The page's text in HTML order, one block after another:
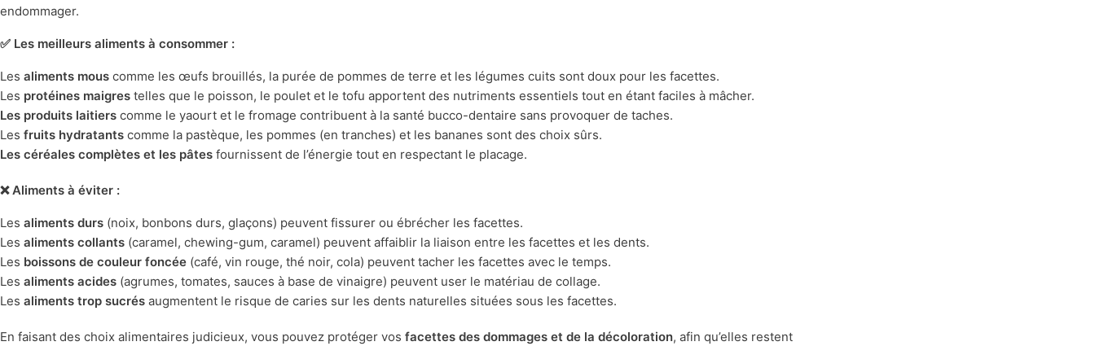
endommager.
✅ Les meilleurs aliments à consommer :
Les aliments mous comme les œufs brouillés, la purée de pommes de terre et les légumes cuits sont doux pour les facettes.
Les protéines maigres telles que le poisson, le poulet et le tofu apportent des nutriments essentiels tout en étant faciles à mâcher.
Les produits laitiers comme le yaourt et le fromage contribuent à la santé bucco-dentaire sans provoquer de taches.
Les fruits hydratants comme la pastèque, les pommes (en tranches) et les bananes sont des choix sûrs.
Les céréales complètes et les pâtes fournissent de l’énergie tout en respectant le placage.
❌ Aliments à éviter :
Les aliments durs (noix, bonbons durs, glaçons) peuvent fissurer ou ébrécher les facettes.
Les aliments collants (caramel, chewing-gum, caramel) peuvent affaiblir la liaison entre les facettes et les dents.
Les boissons de couleur foncée (café, vin rouge, thé noir, cola) peuvent tacher les facettes avec le temps.
Les aliments acides (agrumes, tomates, sauces à base de vinaigre) peuvent user le matériau de collage.
Les aliments trop sucrés augmentent le risque de caries sur les dents naturelles situées sous les facettes.
En faisant des choix alimentaires judicieux, vous pouvez protéger vos facettes des dommages et de la décoloration, afin qu’elles restent